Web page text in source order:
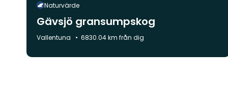
Naturvärde
Gävsjö gransumpskog
Kommun:
Vallentuna 6830.04 km från dig